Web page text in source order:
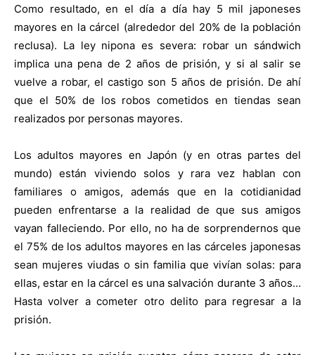
Como resultado, en el día a día hay 5 mil japoneses
mayores en la cárcel (alrededor del 20% de la población
reclusa). La ley nipona es severa: robar un sándwich
implica una pena de 2 años de prisión, y si al salir se
vuelve a robar, el castigo son 5 años de prisión. De ahí
que el 50% de los robos cometidos en tiendas sean
realizados por personas mayores.
Los adultos mayores en Japón (y en otras partes del
mundo) están viviendo solos y rara vez hablan con
familiares o amigos, además que en la cotidianidad
pueden enfrentarse a la realidad de que sus amigos
vayan falleciendo. Por ello, no ha de sorprendernos que
el 75% de los adultos mayores en las cárceles japonesas
sean mujeres viudas o sin familia que vivían solas: para
ellas, estar en la cárcel es una salvación durante 3 años…
Hasta volver a cometer otro delito para regresar a la
prisión.